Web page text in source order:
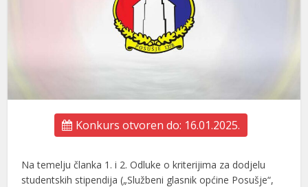
Konkurs otvoren do: 16.01.2025.
Na temelju članka 1. i 2. Odluke o kriterijima za dodjelu
studentskih stipendija („Službeni glasnik općine Posušje“,